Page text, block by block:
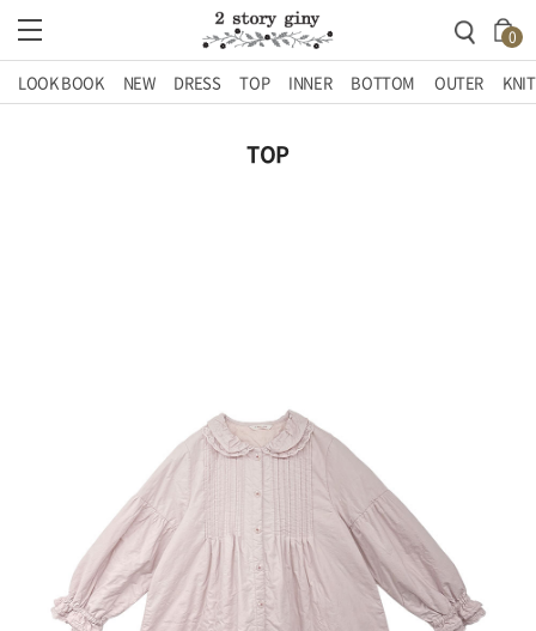
0
LOOK BOOK NEW DRESS TOP INNER BOTTOM OUTER KNIT
TOP